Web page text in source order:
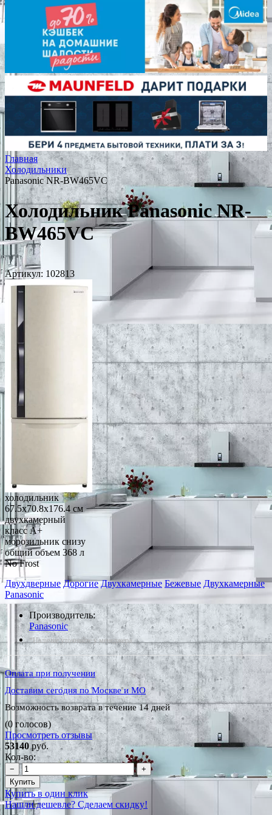
Главная
Холодильники
Panasonic NR-BW465VC
Холодильник Panasonic NR-
BW465VC
Артикул: 102813
холодильник
67.5x70.8x176.4 см
двухкамерный
класс A+
морозильник снизу
общий объем 368 л
No Frost
Двухдверные Дорогие Двухкамерные Бежевые Двухкамерные
Panasonic
Производитель:
Panasonic
*Наличие уточняйте у менеджера
Оплата при получении
Доставим сегодня по Москве и МО
Возможность возврата в течение 14 дней
(0 голосов)
Просмотреть отзывы
53140руб.
Кол-во:
−
+
Купить
Купить в один клик
Нашли дешевле? Сделаем скидку!